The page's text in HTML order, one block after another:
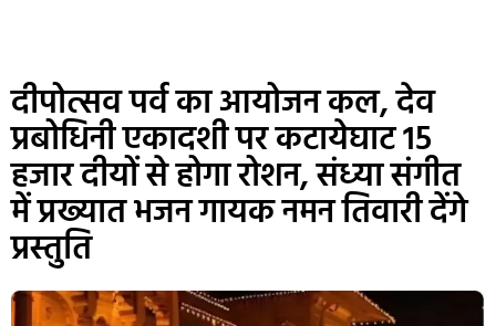
दीपोत्सव पर्व का आयोजन कल, देव
प्रबोधिनी एकादशी पर कटायेघाट 15
हजार दीयों से होगा रोशन, संध्‍या संगीत
में प्रख्‍यात भजन गायक नमन तिवारी देंगे
प्रस्तुति